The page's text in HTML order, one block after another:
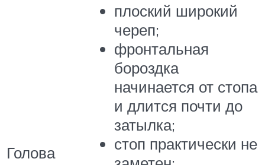
Голова
плоский широкий
череп;
фронтальная
бороздка
начинается от стопа
и длится почти до
затылка;
стоп практически не